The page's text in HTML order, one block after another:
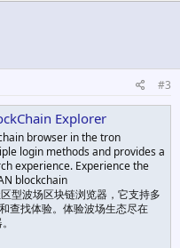
#3
Explorer
browser in the tron
login methods and provides a
experience. Experience the
blockchain
型波场区块链浏览器，它支持多
查找体验。体验波场生态尽在